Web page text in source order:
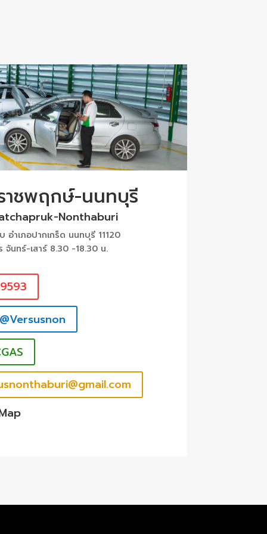
าชพฤกษ์-นนทบุรี
Nonthaburi
อำเภอปากเกร็ด นนทบุรี 11120
จันทร์-เสาร์ 8.30 -18.30 น.